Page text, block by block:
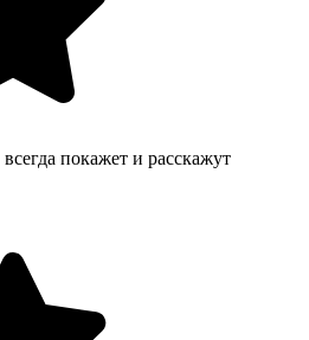
покажет и расскажут